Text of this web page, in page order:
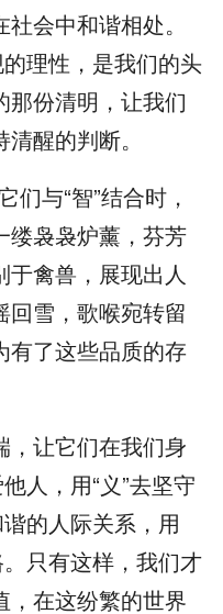
会中和谐相处。
理性，是我们的头
那份清明，让我们
醒的判断。
们与“智”结合时，
缕袅袅炉薰，芬芳
于禽兽，展现出人
回雪，歌喉宛转留
有了这些品质的存
，让它们在我们身
人，用“义”去坚守
的人际关系，用
。只有这样，我们才
，在这纷繁的世界